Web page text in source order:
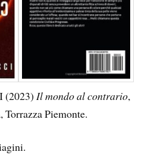
(2023) Il mondo al contrario,
Piemonte.